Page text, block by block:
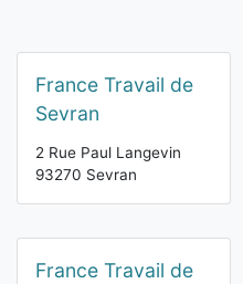
France Travail de
Sevran
2 Rue Paul Langevin
93270 Sevran
France Travail de